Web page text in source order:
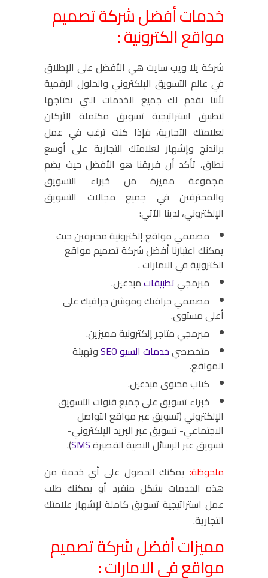
خدمات أفضل شركة تصميم
مواقع الكترونية :
شركة يلا ويب سايت هي الأفضل على الإطلاق
في عالم التسويق الإلكتروني والحلول الرقمية
لأننا نقدم لك جميع الخدمات التي تحتاجها
لتطبيق استراتيجية تسويق مكتملة الأركان
لعلامتك التجارية، فإذا كنت ترغب في عمل
براندنج وإشهار لعلامتك التجارية على أوسع
نطاق، تأكد أن فريقنا هو الأفضل حيث يضم
مجموعة مميزة من خبراء التسويق
والمحترفين في جميع مجالات التسويق
الإلكتروني، لدينا الآتي:
مصممي مواقع إلكترونية محترفين حيث
يمكنك اعتبارنا أفضل شركة تصميم مواقع
الكترونية في الامارات .
مبرمجيتطبيقاتمبدعين.
مصممي جرافيك وموشن جرافيك على
أعلى مستوى.
مبرمجي متاجر إلكترونية مميزين.
متخصصيخدمات السيو SEO
وتهيئة
المواقع.
كتاب محتوى مبدعين.
خبراء تسويق على جميع قنوات التسويق
الإلكتروني (تسويق عبر مواقع التواصل
الاجتماعي- تسويق عبر البريد الإلكتروني-
تسويق عبر الرسائل النصية القصيرةSMS
).
ملحوظة: يمكنك الحصول على أي خدمة من
هذه الخدمات بشكل منفرد أو يمكنك طلب
عمل استراتيجية تسويق كاملة لإشهار علامتك
التجارية.
مميزات أفضل شركة تصميم
مواقع في الامارات :